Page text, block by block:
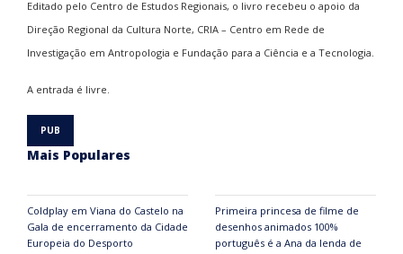
Editado pelo Centro de Estudos Regionais, o livro recebeu o apoio da
Direção Regional da Cultura Norte, CRIA – Centro em Rede de
Investigação em Antropologia e Fundação para a Ciência e a Tecnologia.
A entrada é livre.
Mais Populares
Coldplay em Viana do Castelo na
Gala de encerramento da Cidade
Europeia do Desporto
Primeira princesa de filme de
desenhos animados 100%
português é a Ana da lenda de